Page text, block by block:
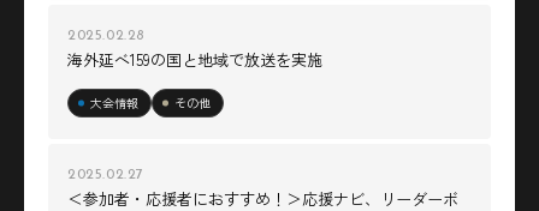
2025.02.28
海外延べ159の国と地域で放送を実施
大会情報 その他
2025.02.27
＜参加者・応援者におすすめ！＞応援ナビ、リーダーボ